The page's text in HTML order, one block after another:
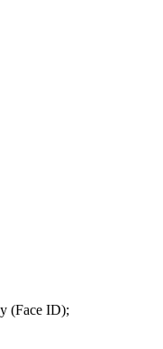
(Face ID);